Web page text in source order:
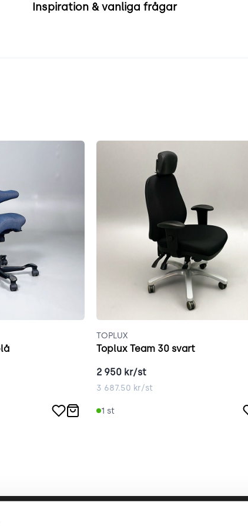
Inspiration & vanliga frågar
TOPLUX
Toplux Team 30 svart
2 950 kr/st
3 687.50 kr/st
1 st